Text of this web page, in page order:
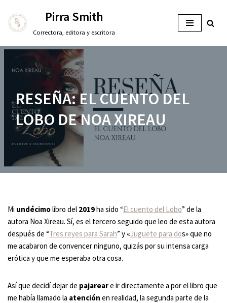
Saltar
contenido
Pirra Smith
Correctora, editora y escritora
RESEÑA: EL CUENTO DEL
LOBO DE NOA XIREAU
Mi undécimolibro del 2019ha sido “El cuento del Lobo” de la
autora Noa Xireau. Sí, es el tercero seguido que leo de esta autora
después de “Tres reyes para Sarah” y «Juguete para dos» que no
me acabaron de convencer ninguno, quizás por su intensa carga
erótica y que me esperaba otra cosa.
Así que decidí dejar de pajareare ir directamente a por el libro que
me había llamado la atención en realidad, la segunda parte de la